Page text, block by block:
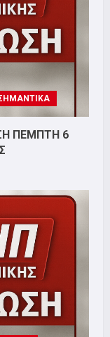
ΠΕΜΠΤΗ 6